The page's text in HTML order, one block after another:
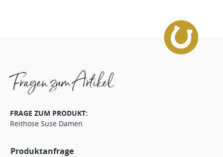
Fragen zum Artikel
FRAGE ZUM PRODUKT:
Reithose Suse Damen
Produktanfrage